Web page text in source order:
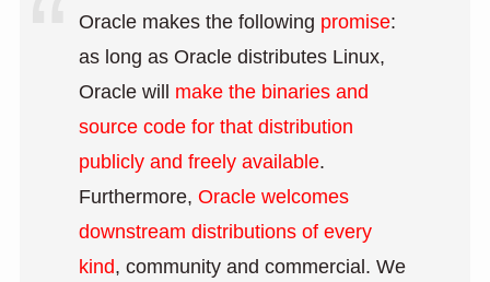
Oracle makes the following promise:
as long as Oracle distributes Linux,
Oracle will make the binaries and
source code for that distribution
publicly and freely available.
Furthermore, Oracle welcomes
downstream distributions of every
kind, community and commercial. We